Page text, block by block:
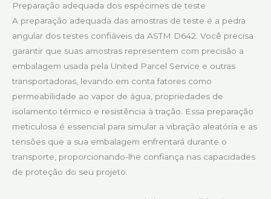
Preparação adequada dos espécimes de teste
A preparação adequada das amostras de teste é a pedra
angular dos testes confiáveis da ASTM D642. Você precisa
garantir que suas amostras representem com precisão a
embalagem usada pela United Parcel Service e outras
transportadoras, levando em conta fatores como
permeabilidade ao vapor de água, propriedades de
isolamento térmico e resistência à tração. Essa preparação
meticulosa é essencial para simular a vibração aleatória e as
tensões que a sua embalagem enfrentará durante o
transporte, proporcionando-lhe confiança nas capacidades
de proteção do seu projeto.